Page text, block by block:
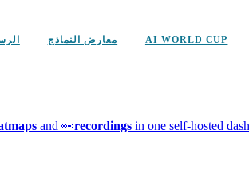
معارض النماذج AI WORLD CUP
and 👀recordings in one self-hosted